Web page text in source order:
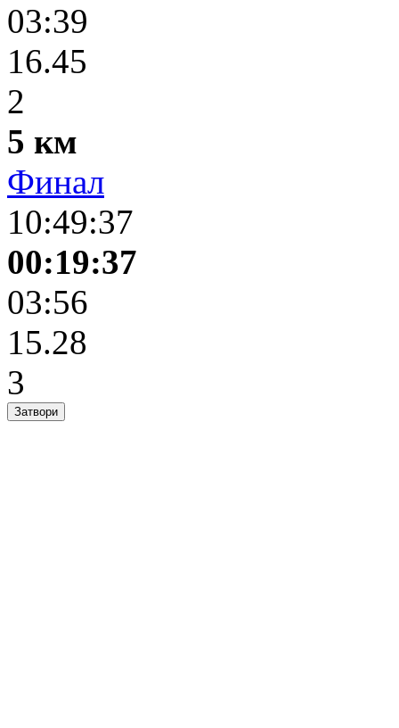
03:39
16.45
2
5 км
Финал
10:49:37
00:19:37
03:56
15.28
3
Затвори